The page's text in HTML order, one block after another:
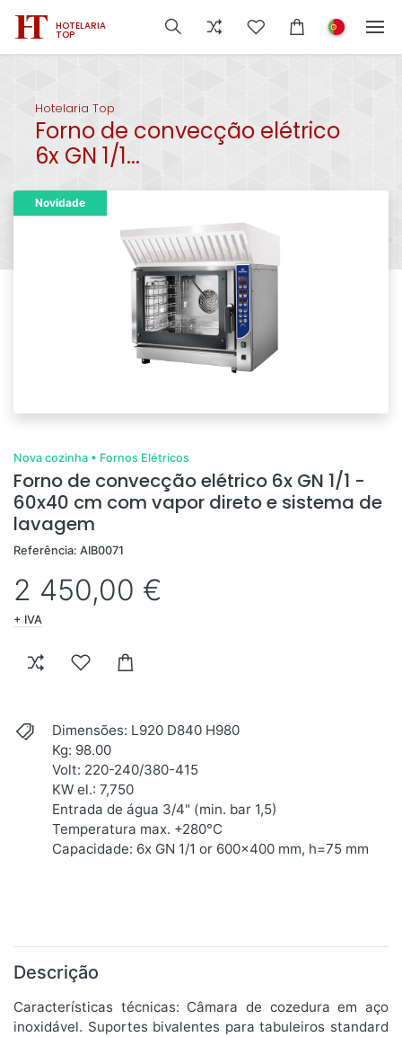
HOTELARIA
TOP
Hotelaria Top
Forno de convecção elétrico
6x GN 1/1...
Novidade
Nova cozinha • Fornos Elétricos
Forno de convecção elétrico 6x GN 1/1 -
60x40 cm com vapor direto e sistema de
lavagem
Referência: AIB0071
2 450,00 €
+ IVA
Dimensões: L920 D840 H980
Kg: 98.00
Volt: 220-240/380-415
KW el.: 7,750
Entrada de água 3/4" (min. bar 1,5)
Temperatura max. +280°C
Capacidade: 6x GN 1/1 or 600x400 mm, h=75 mm
Descrição
Características técnicas: Câmara de cozedura em aço
inoxidável. Suportes bivalentes para tabuleiros standard